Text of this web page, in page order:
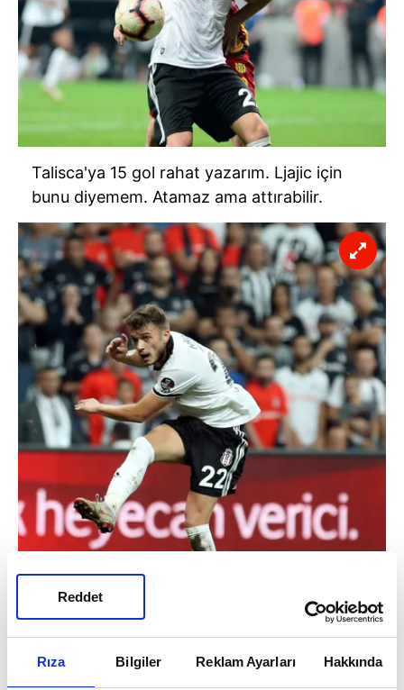
Rıza Bilgiler Reklam Ayarları Hakkında
Reddet
Talisca'ya 15 gol rahat yazarım. Ljajic için
bunu diyemem. Atamaz ama attırabilir.